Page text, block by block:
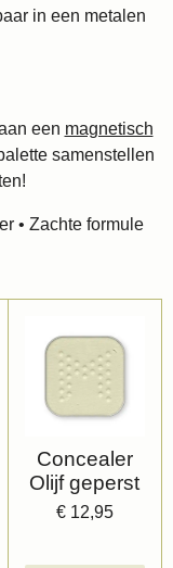
in een metalen
een magnetisch
samenstellen
• Zachte formule
Concealer
Olijf geperst
€ 12,95